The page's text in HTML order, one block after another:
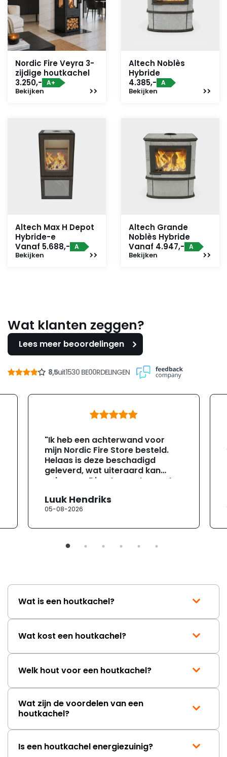
Nordic Fire Veyra 3-
zijdige houtkachel
3.250,- A+
Bekijken
Altech Noblès
Hybride
4.385,- A
Bekijken
Altech Max H Depot
Hybride-e
Vanaf 5.688,- A
Bekijken
Altech Grande
Noblès Hybride
Vanaf 4.947,- A
Bekijken
Wat klanten zeggen?
Lees meer beoordelingen
8,5uit1530 BE00RDELINGEN
"Ik heb een achterwand voor
mijn Nordic Fire Store besteld.
Helaas is deze beschadigd
geleverd, wat uiteraard kan
gebeuren. Direct na ontvangst
de klantenservice. Helaas
verloopt de communicatie erg
mailwisselingen zit telkens
ongeveer een week. Hierdoor
duurt de afhandeling onnodig
korte termijn een nieuwe,
mag ontvangen."
Luuk Hendriks
05-08-2026
Wat is een houtkachel?
Wat kost een houtkachel?
Welk hout voor een houtkachel?
Wat zijn de voordelen van een
houtkachel?
Is een houtkachel energiezuinig?